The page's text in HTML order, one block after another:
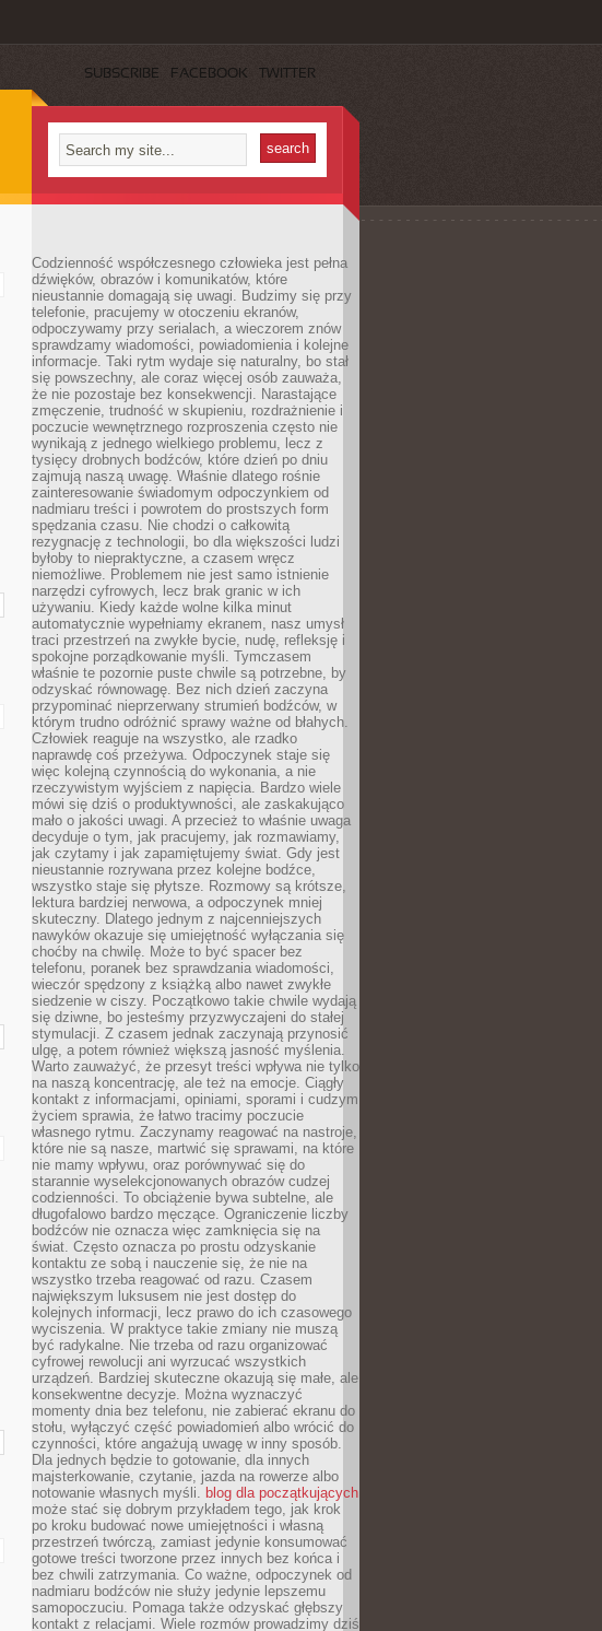
SUBSCRIBE FACEBOOK TWITTER
Codzienność współczesnego człowieka jest pełna
dźwięków, obrazów i komunikatów, które
nieustannie domagają się uwagi. Budzimy się przy
telefonie, pracujemy w otoczeniu ekranów,
odpoczywamy przy serialach, a wieczorem znów
sprawdzamy wiadomości, powiadomienia i kolejne
informacje. Taki rytm wydaje się naturalny, bo stał
się powszechny, ale coraz więcej osób zauważa,
że nie pozostaje bez konsekwencji. Narastające
zmęczenie, trudność w skupieniu, rozdrażnienie i
poczucie wewnętrznego rozproszenia często nie
wynikają z jednego wielkiego problemu, lecz z
tysięcy drobnych bodźców, które dzień po dniu
zajmują naszą uwagę. Właśnie dlatego rośnie
zainteresowanie świadomym odpoczynkiem od
nadmiaru treści i powrotem do prostszych form
spędzania czasu. Nie chodzi o całkowitą
rezygnację z technologii, bo dla większości ludzi
byłoby to niepraktyczne, a czasem wręcz
niemożliwe. Problemem nie jest samo istnienie
narzędzi cyfrowych, lecz brak granic w ich
używaniu. Kiedy każde wolne kilka minut
automatycznie wypełniamy ekranem, nasz umysł
traci przestrzeń na zwykłe bycie, nudę, refleksję i
spokojne porządkowanie myśli. Tymczasem
właśnie te pozornie puste chwile są potrzebne, by
odzyskać równowagę. Bez nich dzień zaczyna
przypominać nieprzerwany strumień bodźców, w
którym trudno odróżnić sprawy ważne od błahych.
Człowiek reaguje na wszystko, ale rzadko
naprawdę coś przeżywa. Odpoczynek staje się
więc kolejną czynnością do wykonania, a nie
rzeczywistym wyjściem z napięcia. Bardzo wiele
mówi się dziś o produktywności, ale zaskakująco
mało o jakości uwagi. A przecież to właśnie uwaga
decyduje o tym, jak pracujemy, jak rozmawiamy,
jak czytamy i jak zapamiętujemy świat. Gdy jest
nieustannie rozrywana przez kolejne bodźce,
wszystko staje się płytsze. Rozmowy są krótsze,
lektura bardziej nerwowa, a odpoczynek mniej
skuteczny. Dlatego jednym z najcenniejszych
nawyków okazuje się umiejętność wyłączania się
choćby na chwilę. Może to być spacer bez
telefonu, poranek bez sprawdzania wiadomości,
wieczór spędzony z książką albo nawet zwykłe
siedzenie w ciszy. Początkowo takie chwile wydają
się dziwne, bo jesteśmy przyzwyczajeni do stałej
stymulacji. Z czasem jednak zaczynają przynosić
ulgę, a potem również większą jasność myślenia.
Warto zauważyć, że przesyt treści wpływa nie tylko
na naszą koncentrację, ale też na emocje. Ciągły
kontakt z informacjami, opiniami, sporami i cudzym
życiem sprawia, że łatwo tracimy poczucie
własnego rytmu. Zaczynamy reagować na nastroje,
które nie są nasze, martwić się sprawami, na które
nie mamy wpływu, oraz porównywać się do
starannie wyselekcjonowanych obrazów cudzej
codzienności. To obciążenie bywa subtelne, ale
długofalowo bardzo męczące. Ograniczenie liczby
bodźców nie oznacza więc zamknięcia się na
świat. Często oznacza po prostu odzyskanie
kontaktu ze sobą i nauczenie się, że nie na
wszystko trzeba reagować od razu. Czasem
największym luksusem nie jest dostęp do
kolejnych informacji, lecz prawo do ich czasowego
wyciszenia. W praktyce takie zmiany nie muszą
być radykalne. Nie trzeba od razu organizować
cyfrowej rewolucji ani wyrzucać wszystkich
urządzeń. Bardziej skuteczne okazują się małe, ale
konsekwentne decyzje. Można wyznaczyć
momenty dnia bez telefonu, nie zabierać ekranu do
stołu, wyłączyć część powiadomień albo wrócić do
czynności, które angażują uwagę w inny sposób.
Dla jednych będzie to gotowanie, dla innych
majsterkowanie, czytanie, jazda na rowerze albo
notowanie własnych myśli. blog dla początkujących
może stać się dobrym przykładem tego, jak krok
po kroku budować nowe umiejętności i własną
przestrzeń twórczą, zamiast jedynie konsumować
gotowe treści tworzone przez innych bez końca i
bez chwili zatrzymania. Co ważne, odpoczynek od
nadmiaru bodźców nie służy jedynie lepszemu
samopoczuciu. Pomaga także odzyskać głębszy
kontakt z relacjami. Wiele rozmów prowadzimy dziś